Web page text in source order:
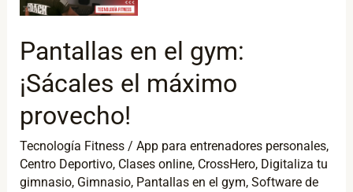
Pantallas en el gym:
¡Sácales el máximo
provecho!
Tecnología Fitness /App para entrenadores personales,
Centro Deportivo, Clases online, CrossHero, Digitaliza tu
gimnasio, Gimnasio, Pantallas en el gym,Software de
el
¡Sácales
el
provecho!